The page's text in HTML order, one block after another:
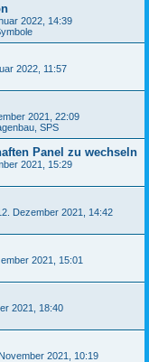
2022, 14:39
2022, 11:57
2021, 22:09
SPS
Panel zu wechseln
2021, 15:29
Dezember 2021, 14:42
2021, 15:01
2021, 18:40
2021, 10:19